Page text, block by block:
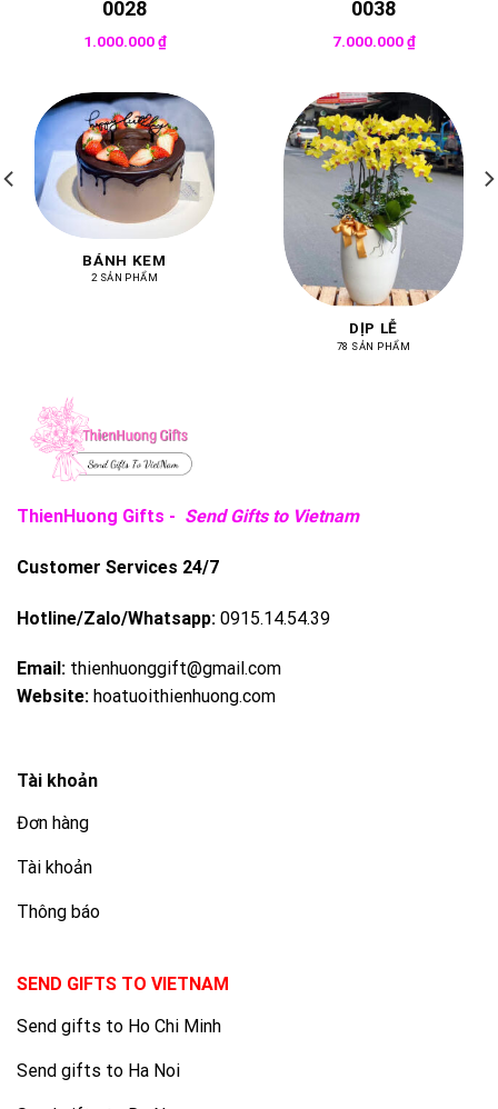
0028
1.000.000₫
0038
7.000.000₫
BÁNH KEM
2 SẢN PHẨM
DỊP LỄ
78 SẢN PHẨM
ThienHuong Gifts - Send Gifts to Vietnam
Customer Services 24/7
Hotline/Zalo/Whatsapp: 0915.14.54.39
Email: thienhuonggift@gmail.com
Website: hoatuoithienhuong.com
Tài khoản
Đơn hàng
Tài khoản
Thông báo
SEND GIFTS TO VIETNAM
Send gifts to Ho Chi Minh
Send gifts to Ha Noi